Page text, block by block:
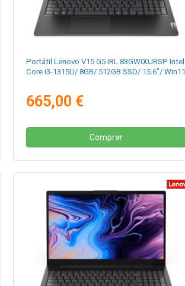
Portátil Lenovo V15 G5 IRL 83GW00JRSP Intel
Core i3-1315U/ 8GB/ 512GB SSD/ 15.6"/ Win11
665,00 €
Comprar